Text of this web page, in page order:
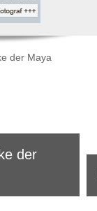
der